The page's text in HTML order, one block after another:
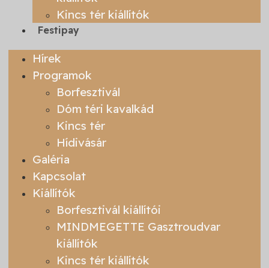
Kincs tér kiállítók
Festipay
Hírek
Programok
Borfesztivál
Dóm téri kavalkád
Kincs tér
Hídivásár
Galéria
Kapcsolat
Kiállítók
Borfesztivál kiállítói
MINDMEGETTE Gasztroudvar
kiállítók
Kincs tér kiállítók